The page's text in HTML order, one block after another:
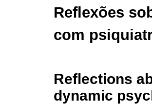
Reflexões
com
Reflections
dynamic